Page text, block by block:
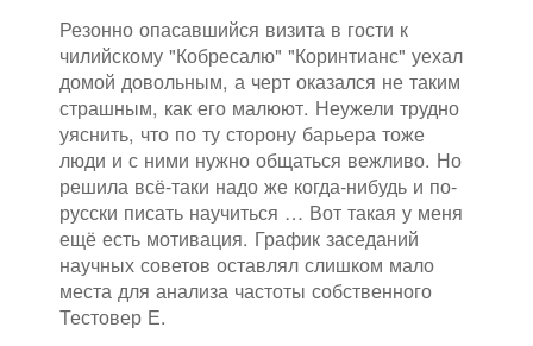
Резонно опасавшийся визита в гости к
чилийскому "Кобресалю" "Коринтианс" уехал
домой довольным, а черт оказался не таким
страшным, как его малюют. Неужели трудно
уяснить, что по ту сторону барьера тоже
люди и с ними нужно общаться вежливо. Но
решила всё-таки надо же когда-нибудь и по-
русски писать научиться … Вот такая у меня
ещё есть мотивация. График заседаний
научных советов оставлял слишком мало
места для анализа частоты собственного
Тестовер Е.